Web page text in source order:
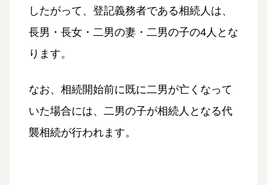
したがって、登記義務者である相続人は、
長男・長女・二男の妻・二男の子の4人とな
ります。
なお、相続開始前に既に二男が亡くなって
いた場合には、二男の子が相続人となる代
襲相続が行われます。